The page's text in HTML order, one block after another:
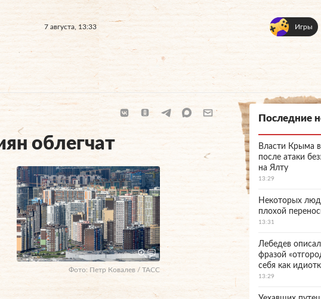
7 августа, 13:33 Игры
облегчат
Фото: Петр Ковалев / ТАСС
Последние
Власти Крыма
после атаки
на Ялту
13:29
Некоторых
плохой
13:31
Лебедев
фразой
себя как
13:29